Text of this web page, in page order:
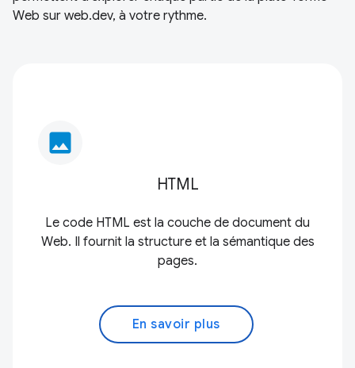
Web sur web.dev, à votre rythme.
image
HTML
Le code HTML est la couche de document du
Web. Il fournit la structure et la sémantique des
pages.
En savoir plus